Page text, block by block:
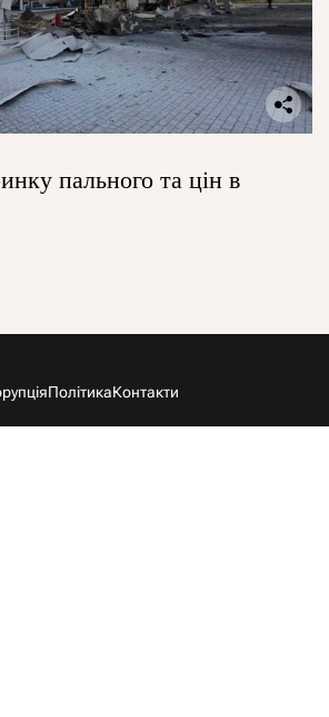
пального та цін в
ПолітикаКонтакти